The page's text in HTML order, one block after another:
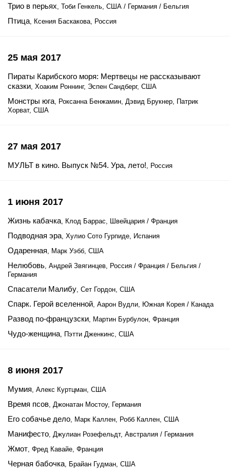
Трио в перьях, Тоби Генкель, США / Германия / Бельгия
Птица, Ксения Баскакова, Россия
25 мая 2017
Пираты Карибского моря: Мертвецы не рассказывают
сказки, Хоаким Роннинг, Эспен Сандберг, США
Монстры юга, Роксанна Бенжамин, Дэвид Брукнер, Патрик
Хорват, США
27 мая 2017
МУЛЬТ в кино. Выпуск №54. Ура, лето!, Россия
1 июня 2017
Жизнь кабачка, Клод Баррас, Швейцария / Франция
Подводная эра, Хулио Сото Гурпиде, Испания
Одаренная, Марк Уэбб, США
Нелюбовь, Андрей Звягинцев, Россия / Франция / Бельгия /
Германия
Спасатели Малибу, Сет Гордон, США
Спарк. Герой вселенной, Аарон Вудли, Южная Корея / Канада
Развод по-французски, Мартин Бурбулон, Франция
Чудо-женщина, Пэтти Дженкинс, США
8 июня 2017
Мумия, Алекс Куртцман, США
Время псов, Джонатан Мостоу, Германия
Его собачье дело, Марк Каллен, Робб Каллен, США
Манифесто, Джулиан Розефельдт, Австралия / Германия
Жмот, Фред Кавайе, Франция
Черная бабочка, Брайан Гудман, США